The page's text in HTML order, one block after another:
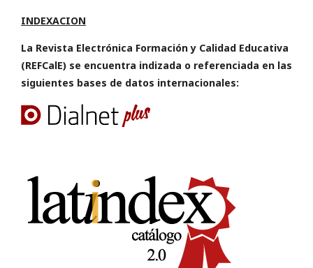
INDEXACION
La Revista Electrónica Formación y Calidad Educativa
(REFCalE) se encuentra indizada o referenciada en las
siguientes bases de datos internacionales: